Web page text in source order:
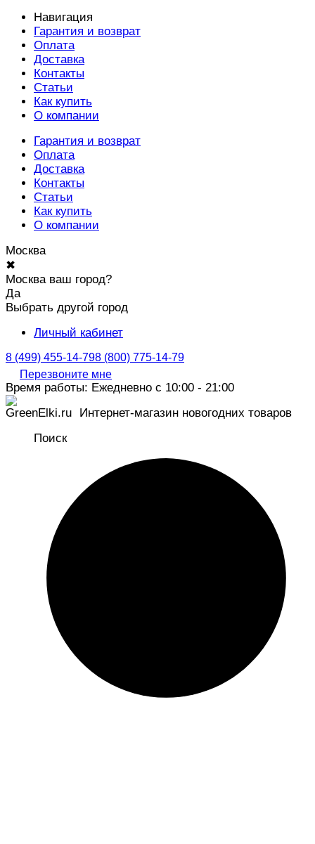
Навигация
Гарантия и возврат
Оплата
Доставка
Контакты
Статьи
Как купить
О компании
Гарантия и возврат
Оплата
Доставка
Контакты
Статьи
Как купить
О компании
Москва
✖
Москва ваш город?
Да
Выбрать другой город
Личный кабинет
8 (499) 455-14-798 (800) 775-14-79
Перезвоните мне
Время работы: Ежедневно с 10:00 - 21:00
Интернет-магазин новогодних товаров
Поиск